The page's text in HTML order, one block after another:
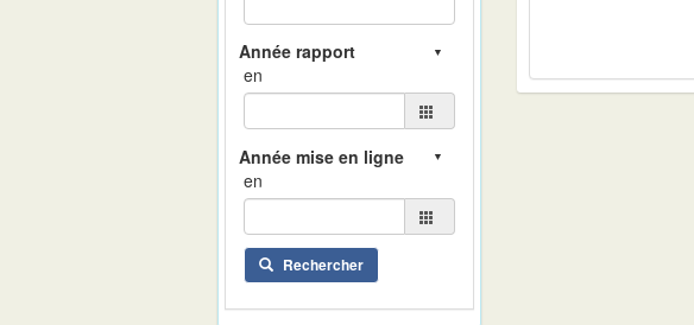
en
en
Rechercher